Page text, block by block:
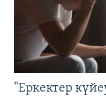
"Еркектер